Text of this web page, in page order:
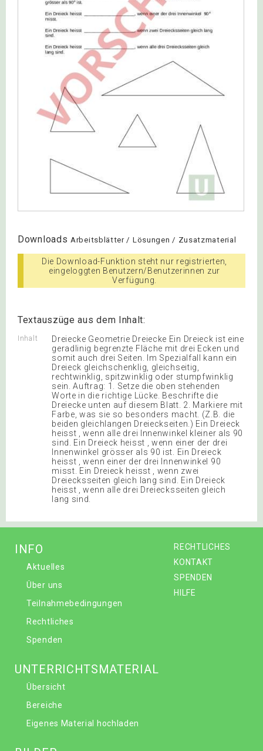
Downloads Arbeitsblätter / Lösungen / Zusatzmaterial
Die Download-Funktion steht nur registrierten,
eingeloggten Benutzern/Benutzerinnen zur
Verfügung.
Textauszüge aus dem Inhalt:
Inhalt
Dreiecke Geometrie Dreiecke Ein Dreieck ist eine
geradlinig begrenzte Fläche mit drei Ecken und
somit auch drei Seiten. Im Spezialfall kann ein
Dreieck gleichschenklig, gleichseitig,
rechtwinklig, spitzwinklig oder stumpfwinklig
sein. Auftrag: 1. Setze die oben stehenden
Worte in die richtige Lücke. Beschrifte die
Dreiecke unten auf diesem Blatt. 2. Markiere mit
Farbe, was sie so besonders macht. (Z.B. die
beiden gleichlangen Dreieckseiten.) Ein Dreieck
heisst , wenn alle drei Innenwinkel kleiner als 90
sind. Ein Dreieck heisst , wenn einer der drei
Innenwinkel grösser als 90 ist. Ein Dreieck
heisst , wenn einer der drei Innenwinkel 90
misst. Ein Dreieck heisst , wenn zwei
Dreiecksseiten gleich lang sind. Ein Dreieck
heisst , wenn alle drei Dreiecksseiten gleich
lang sind.
RECHTLICHES
KONTAKT
SPENDEN
HILFE
INFO
Aktuelles
Über uns
Teilnahmebedingungen
Rechtliches
Spenden
UNTERRICHTSMATERIAL
Übersicht
Bereiche
Eigenes Material hochladen